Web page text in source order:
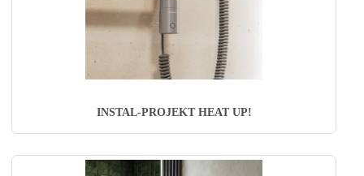
INSTAL-PROJEKT HEAT UP!